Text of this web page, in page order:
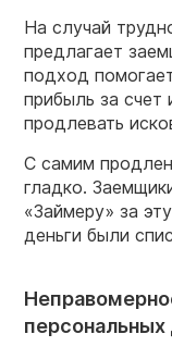
На случай
предлагает
подход
прибыль за счет
продлевать
С самим
гладко.
«Займеру» за
деньги были
персональных